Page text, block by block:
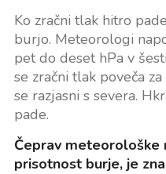
Ko zračni tlak hitro
burjo. Meteorologi
pet do deset hPa v
se zračni tlak poveča
se razjasni s severa.
pade.
Čeprav meteorološke
prisotnost burje, je